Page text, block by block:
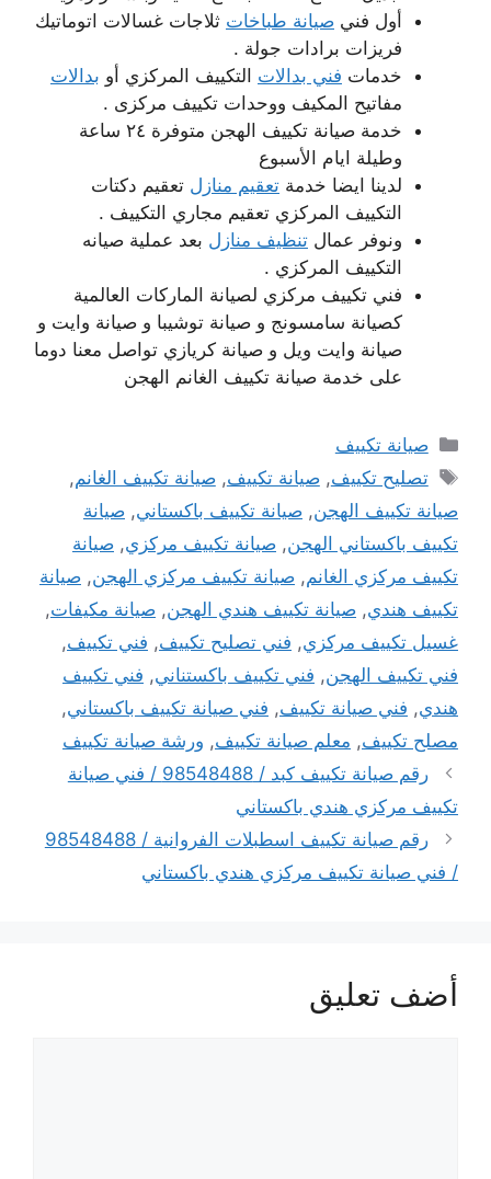
أول فني صيانة طباخات ثلاجات غسالات اتوماتيك
فريزات برادات جولة .
خدمات فني بدالات التكييف المركزي أو بدالات
مفاتيح المكيف ووحدات تكييف مركزى .
خدمة صيانة تكييف الهجن متوفرة ٢٤ ساعة
وطيلة ايام الأسبوع
لدينا ايضا خدمة تعقيم منازل تعقيم دكتات
التكييف المركزي تعقيم مجاري التكييف .
ونوفر عمال تنظيف منازل بعد عملية صيانه
التكييف المركزي .
فني تكييف مركزي لصيانة الماركات العالمية
كصيانة سامسونج و صيانة توشيبا و صيانة وايت و
صيانة وايت ويل و صيانة كريازي تواصل معنا دوما
على خدمة صيانة تكييف الغانم الهجن
التصنيفات
صيانة تكييف
الوسوم
تصليح تكييف,صيانة تكييف,صيانة تكييف الغانم,
صيانة تكييف الهجن, صيانة تكييف باكستاني, صيانة
تكييف باكستاني الهجن, صيانة تكييف مركزي, صيانة
تكييف مركزي الغانم, صيانة تكييف مركزي الهجن, صيانة
تكييف هندي, صيانة تكييف هندي الهجن, صيانة مكيفات,
غسيل تكييف مركزي, فني تصليح تكييف, فني تكييف,
فني تكييف الهجن, فني تكييف باكستناني, فني تكييف
هندي, فني صيانة تكييف, فني صيانة تكييف باكستاني,
مصلح تكييف, معلم صيانة تكييف, ورشة صيانة تكييف
رقم صيانة تكييف كبد / 98548488 / فني صيانة
تكييف مركزي هندي باكستاني
رقم صيانة تكييف اسطبلات الفروانية / 98548488
/ فني صيانة تكييف مركزي هندي باكستاني
أضف تعليق